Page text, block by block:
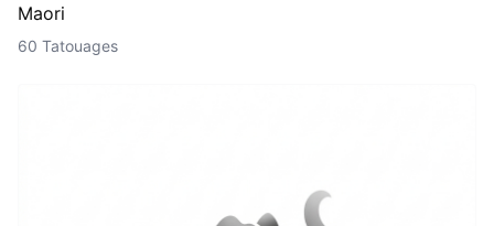
Maori
60 Tatouages